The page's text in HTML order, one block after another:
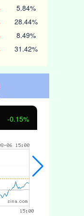
5.84%
28.44%
8.49%
31.42%
0.30%